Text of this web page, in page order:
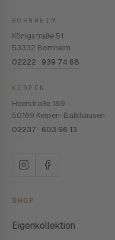
BORNHEIM
Königstraße 51
53332 Bornheim
02222 · 939 74 68
KERPEN
Heerstraße 189
50169 Kerpen-Balkhausen
02237 · 603 96 13
SHOP
Eigenkollektion